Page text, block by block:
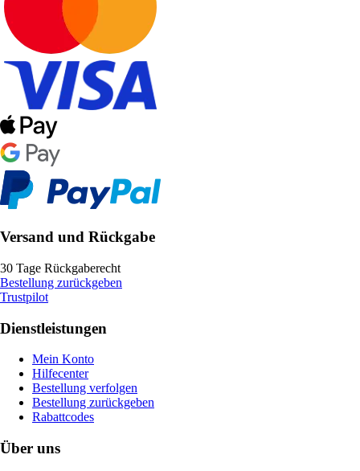
Versand und Rückgabe
30 Tage Rückgaberecht
Bestellung zurückgeben
Trustpilot
Dienstleistungen
Mein Konto
Hilfecenter
Bestellung verfolgen
Bestellung zurückgeben
Rabattcodes
Über uns